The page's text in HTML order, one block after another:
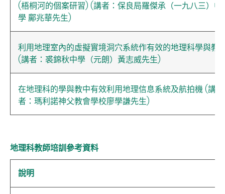
(梧桐河的個案研習) (講者：保良局羅傑承（一九八三）中
學 鄺兆華先生)
利用地理室內的虛擬實境洞穴系統作有效的地理科學與教
(講者：裘錦秋中學（元朗）黃志威先生)
在地理科的學與教中有效利用地理信息系統及航拍機 (講
者：瑪利諾神父教會學校廖學謙先生)
地理科教師培訓參考資料
說明